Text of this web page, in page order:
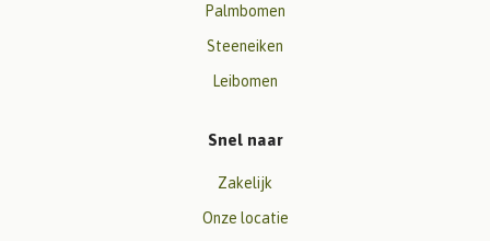
Palmbomen
Steeneiken
Leibomen
Snel naar
Zakelijk
Onze locatie